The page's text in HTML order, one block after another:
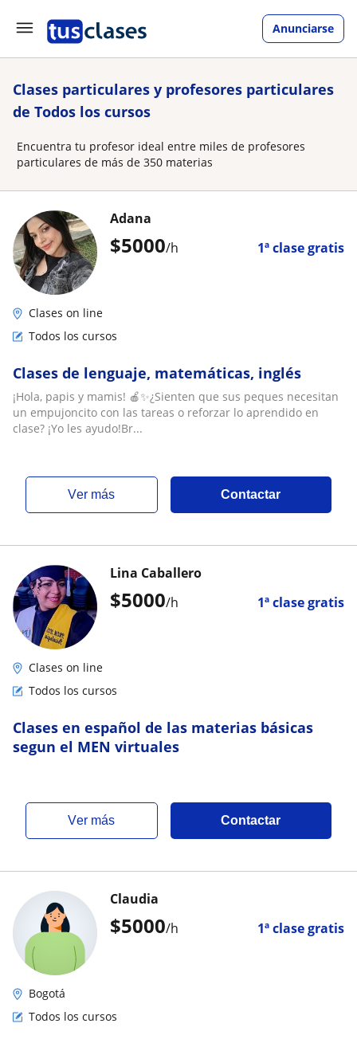
Anunciarse
Clases particulares y profesores particulares
de Todos los cursos
Encuentra tu profesor ideal entre miles de profesores
particulares de más de 350 materias
$5000/h 1ª clase gratis
Adana
Clases on line
Todos los cursos
Clases de lenguaje, matemáticas, inglés
¡Hola, papis y mamis! 🍎✨¿Sienten que sus peques necesitan
un empujoncito con las tareas o reforzar lo aprendido en
clase? ¡Yo les ayudo!Br...
ver más Contactar
$5000/h 1ª clase gratis
Lina Caballero
Clases on line
Todos los cursos
Clases en español de las materias básicas
segun el MEN virtuales
ver más Contactar
$5000/h 1ª clase gratis
Claudia
Bogotá
Todos los cursos